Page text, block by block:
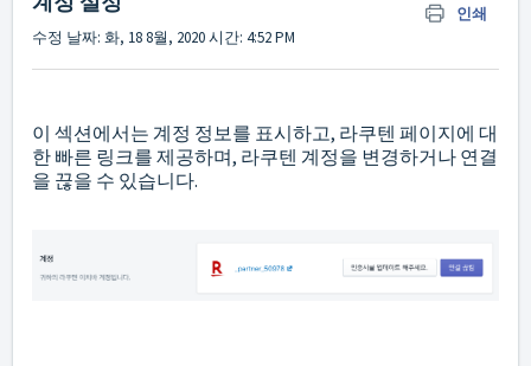
인쇄
수정 날짜: 화, 18 8월, 2020 시간: 4:52 PM
이 섹션에서는 계정 정보를 표시하고, 라쿠텐 페이지에 대
한 빠른 링크를 제공하며, 라쿠텐 계정을 변경하거나 연결
을 끊을 수 있습니다.